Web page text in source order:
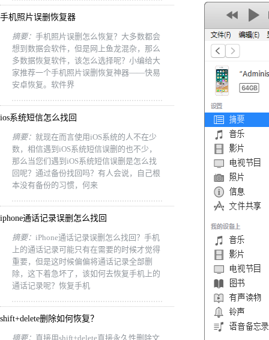
手机照片误删恢复器
摘要： 手机照片误删怎么恢复？大多数都会
想到数据会软件，但是网上鱼龙混杂，那么
多数据恢复软件，该怎么选择呢？小编给大
家推荐一个手机照片误删恢复神器——快易
安卓恢复。软件界
ios系统短信怎么找回
摘要： 就现在而言使用iOS系统的人不在少
数，相信遇到iOS系统短信误删的也不少，
那么当您们遇到iOS系统短信误删是怎么找
回呢？通过备份找回吗？有人会说，自己根
本没有备份的习惯，何来
iphone通话记录误删怎么找回
摘要： iPhone通话记录误删怎么找回？手机
上的通话记录可能只有在需要的时候才觉得
重要，但是这时候偏偏将通话记录全部删
除，这下着急坏了，该如何去恢复手机上的
通话记录呢？恢复手机
shift+delete删除如何恢复？
摘要： 直接用shift+delete直接永久性删除文